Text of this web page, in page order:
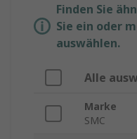
Finden Sie
Sie ein oder
auswählen.
Alle
Marke
SMC